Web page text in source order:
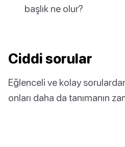
başlık ne olur?
Ciddi sorular
Eğlenceli ve kolay
onları daha da tanımanın